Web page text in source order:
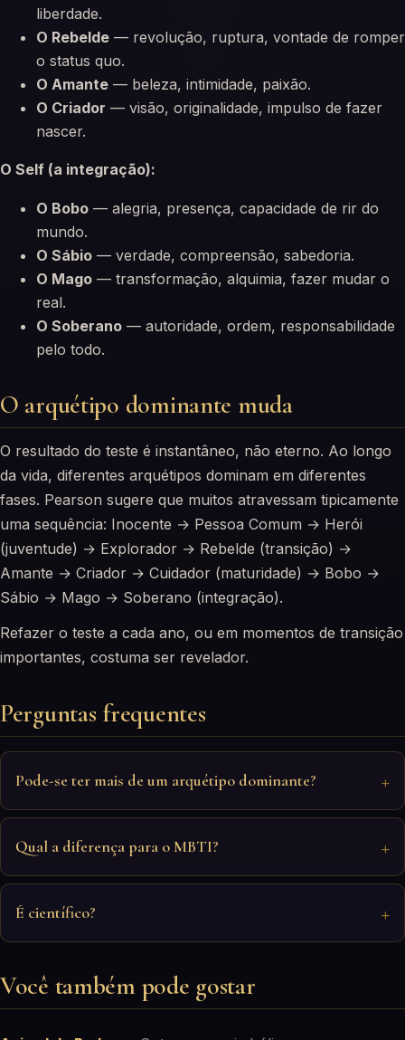
liberdade.
O Rebelde — revolução, ruptura, vontade de romper
o status quo.
O Amante — beleza, intimidade, paixão.
O Criador — visão, originalidade, impulso de fazer
nascer.
O Self (a integração):
O Bobo — alegria, presença, capacidade de rir do
mundo.
O Sábio — verdade, compreensão, sabedoria.
O Mago — transformação, alquimia, fazer mudar o
real.
O Soberano — autoridade, ordem, responsabilidade
pelo todo.
O arquétipo dominante muda
O resultado do teste é instantâneo, não eterno. Ao longo
da vida, diferentes arquétipos dominam em diferentes
fases. Pearson sugere que muitos atravessam tipicamente
uma sequência: Inocente → Pessoa Comum → Herói
(juventude) → Explorador → Rebelde (transição) →
Amante → Criador → Cuidador (maturidade) → Bobo →
Sábio → Mago → Soberano (integração).
Refazer o teste a cada ano, ou em momentos de transição
importantes, costuma ser revelador.
Perguntas frequentes
Pode-se ter mais de um arquétipo dominante?
Qual a diferença para o MBTI?
É científico?
Você também pode gostar